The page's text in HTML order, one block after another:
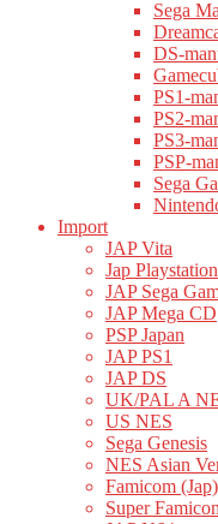
Sega
DS-
PS1-
PS2-
PS3-
PSP-
Sega
Import
JAP Vita
Jap
JAP Sega
JAP Mega CD
PSP Japan
JAP PS1
JAP DS
UK/PAL A
US NES
Sega Genesis
NES Asian
Famicom (Jap)
Super